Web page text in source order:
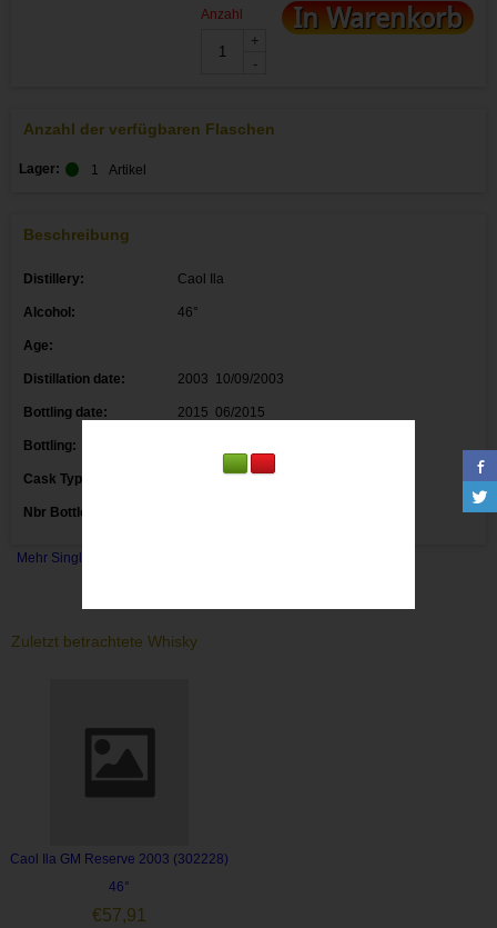
Anzahl
+
-
In Warenkorb
Anzahl der verfügbaren Flaschen
Lager: 1 Artikel
Beschreibung
Distillery: Caol Ila
Alcohol: 46°
Age:
Distillation date: 2003 10/09/2003
Bottling date: 2015 06/2015
Bottling:
Cask Type: First fill Bourbon Barrel 302228
Nbr Bottles:
Mehr Single Malts
Zuletzt betrachtete Whisky
Caol Ila GM Reserve 2003 (302228)
46°
€57,91